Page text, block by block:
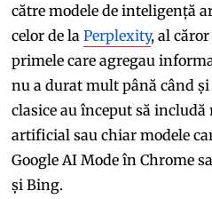
către modele de inteligență
celor de laPerplexity, al
primele care agregau
nu a durat mult până când și
clasice au început să includă
artificial sau chiar modele
Google AI Mode în Chrome
și Bing.